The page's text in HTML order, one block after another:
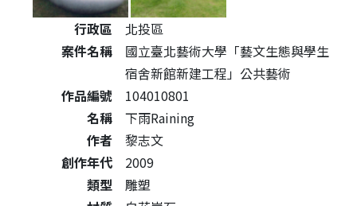
公共藝術作品詳細資料
行政區
北投區
案件名稱
國立臺北藝術大學「藝文生態與學生
宿舍新館新建工程」公共藝術
作品編號
104010801
名稱
下雨Raining
作者
黎志文
創作年代
2009
類型
雕塑